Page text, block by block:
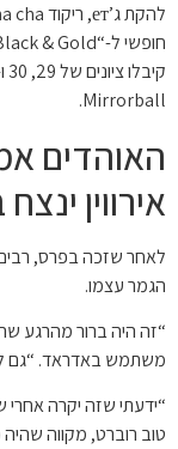
Mirrorball.
האוהדים
אירווין
לאחר שזכה בפרס,
הגמר עצמו.
“זה היה ברור מהרגע
משתמש באדראד. “גם לו
“ידעתי שזה יקרה אחרי
טוב רוברט, מקווה שהיה